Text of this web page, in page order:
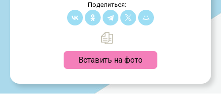
Поделиться:
Вставить на фото